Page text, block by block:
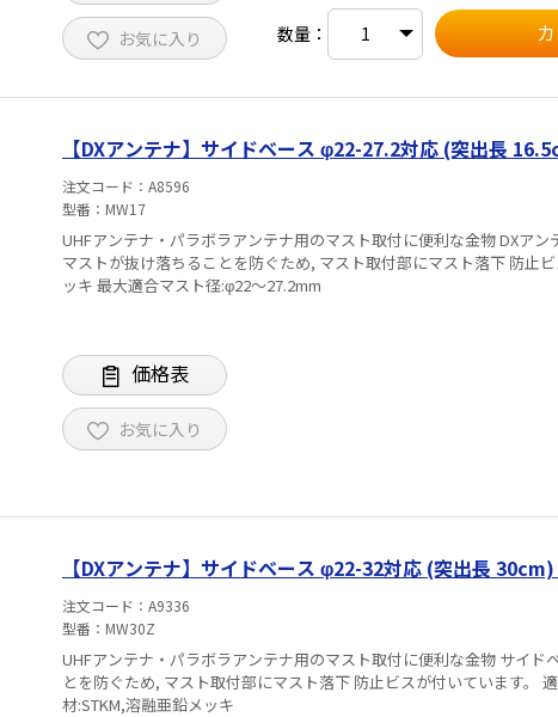
お気に入り
数量：
【DXアンテナ】サイドベース φ22-27.2対応 (突出長
注文コード
A8596
型番
MW17
UHFアンテナ・パラボラアンテナ用のマスト取付に便利な金物 DXアンテナ MW17 サイドベースから
マストが抜け落ちることを防ぐため, マスト取付部にマスト落下 防止ビスが付い
ッキ 最大適合マスト径:φ22～27.2mm
価格表
お気に入り
【DXアンテナ】サイドベース φ22-32対応 (突出長
注文コード
A9336
型番
MW30Z
UHFアンテナ・パラボラアンテナ用のマスト取付に便利な金物 サイドベースからマストが抜け落ちるこ
とを防ぐため, マスト取付部にマスト落下 防止ビスが付いています。 適合マスト径:φ22-32mm 素
材:STKM,溶融亜鉛メッキ